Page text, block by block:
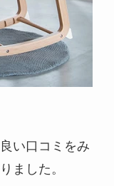
い口コミをみ
ました。